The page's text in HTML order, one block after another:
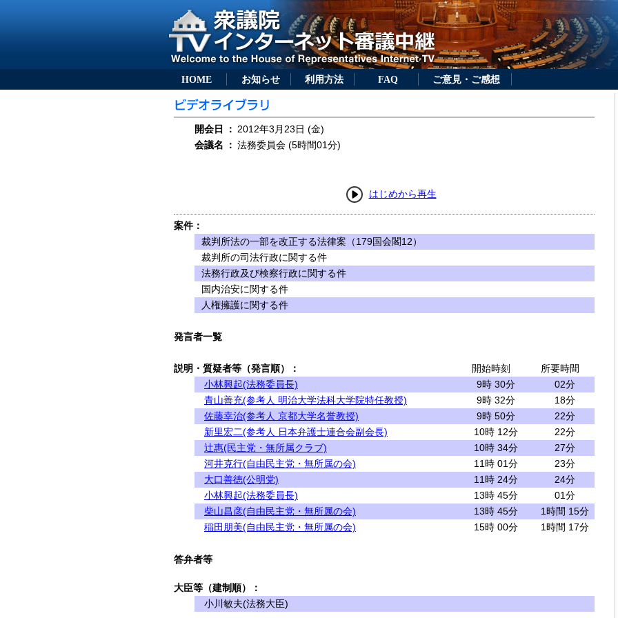
HOME お知らせ 利用方法 FAQ ご意見・ご感想
開会日 ： 2012年3月23日 (金)
会議名
： 法務委員会 (5時間01分)
はじめから再生
案件：
裁判所法の一部を改正する法律案（179国会閣12）
裁判所の司法行政に関する件
法務行政及び検察行政に関する件
国内治安に関する件
人権擁護に関する件
発言者一覧
説明・質疑者等（発言順）： 開始時刻
所要時間
小林興起(法務委員長)
9時 30分
02分
青山善充(参考人 明治大学法科大学院特任教授)
9時 32分
18分
佐藤幸治(参考人 京都大学名誉教授)
9時 50分
22分
新里宏二(参考人 日本弁護士連合会副会長)
10時 12分
22分
辻惠(民主党・無所属クラブ)
10時 34分
27分
河井克行(自由民主党・無所属の会)
11時 01分
23分
大口善徳(公明党)
11時 24分
24分
小林興起(法務委員長)
13時 45分
01分
柴山昌彦(自由民主党・無所属の会)
13時 45分
1時間 15分
稲田朋美(自由民主党・無所属の会)
15時 00分 1時間 17分
答弁者等
大臣等（建制順）：
小川敏夫(法務大臣)